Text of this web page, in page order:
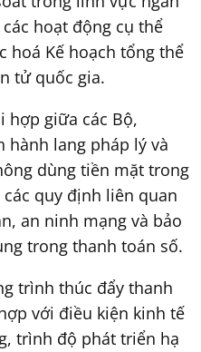
hoạt động cụ thể
hoá Kế hoạch tổng thể
tử quốc gia.
hợp giữa các Bộ,
hành lang pháp lý và
dùng tiền mặt trong
quy định liên quan
an ninh mạng và bảo
trong thanh toán số.
trình thúc đẩy thanh
với điều kiện kinh tế
trình độ phát triển hạ